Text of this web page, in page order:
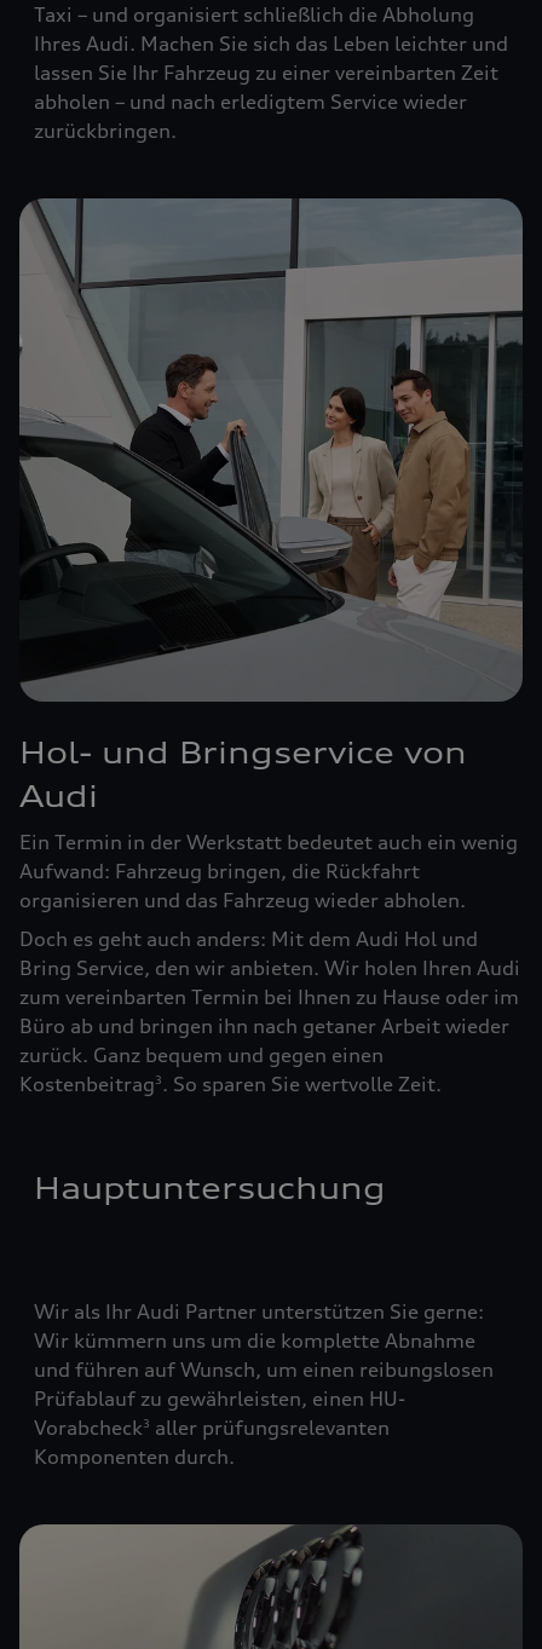
Taxi – und organisiert schließlich die Abholung
Ihres Audi. Machen Sie sich das Leben leichter und
lassen Sie Ihr Fahrzeug zu einer vereinbarten Zeit
abholen – und nach erledigtem Service wieder
zurückbringen.
Hol- und Bringservice von
Audi
Ein Termin in der Werkstatt bedeutet auch ein wenig
Aufwand: Fahrzeug bringen, die Rückfahrt
organisieren und das Fahrzeug wieder abholen.
Doch es geht auch anders: Mit dem Audi Hol und
Bring Service, den wir anbieten. Wir holen Ihren Audi
zum vereinbarten Termin bei Ihnen zu Hause oder im
Büro ab und bringen ihn nach getaner Arbeit wieder
zurück. Ganz bequem und gegen einen
Kostenbeitrag3. So sparen Sie wertvolle Zeit.
Hauptuntersuchung
Wir als Ihr Audi Partner unterstützen Sie gerne:
Wir kümmern uns um die komplette Abnahme
und führen auf Wunsch, um einen reibungslosen
Prüfablauf zu gewährleisten, einen HU-
Vorabcheck3 aller prüfungsrelevanten
Komponenten durch.